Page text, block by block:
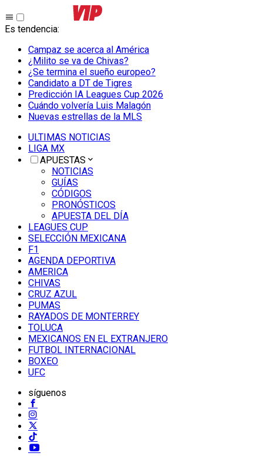
Es tendencia:
Campaz se acerca al América
¿Milito se va de Chivas?
¿Se termina el sueño europeo?
Candidato a DT de Tigres
Predicción IA Leagues Cup 2026
Cuándo volvería Luis Malagón
Nuevas estrellas de la MLS
ULTIMAS NOTICIAS
LIGA MX
APUESTAS
NOTICIAS
GUÍAS
CÓDIGOS
PRONÓSTICOS
APUESTA DEL DÍA
LEAGUES CUP
SELECCIÓN MEXICANA
F1
AGENDA DEPORTIVA
AMERICA
CHIVAS
CRUZ AZUL
PUMAS
RAYADOS DE MONTERREY
TOLUCA
MEXICANOS EN EL EXTRANJERO
FUTBOL INTERNACIONAL
BOXEO
UFC
síguenos